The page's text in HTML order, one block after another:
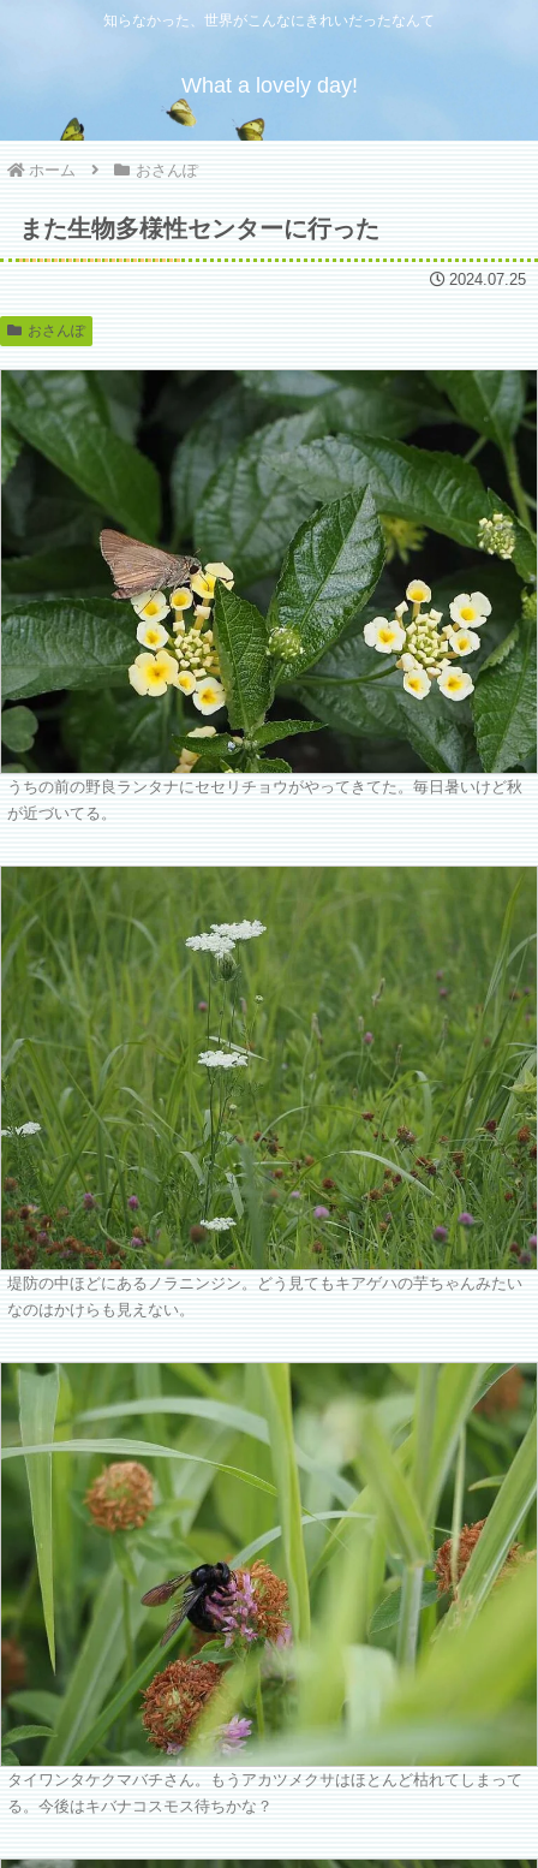
知らなかった、世界がこんなにきれいだったなんて
What a lovely day!
ホーム おさんぽ
また生物多様性センターに行った
2024.07.25
おさんぽ
うちの前の野良ランタナにセセリチョウがやってきてた。毎日暑いけど秋
が近づいてる。
堤防の中ほどにあるノラニンジン。どう見てもキアゲハの芋ちゃんみたい
なのはかけらも見えない。
タイワンタケクマバチさん。もうアカツメクサはほとんど枯れてしまって
る。今後はキバナコスモス待ちかな？